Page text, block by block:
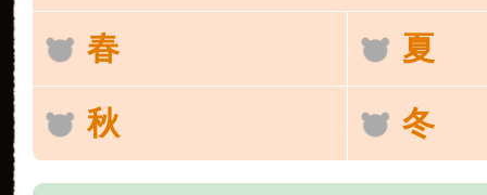
春 夏
秋 冬